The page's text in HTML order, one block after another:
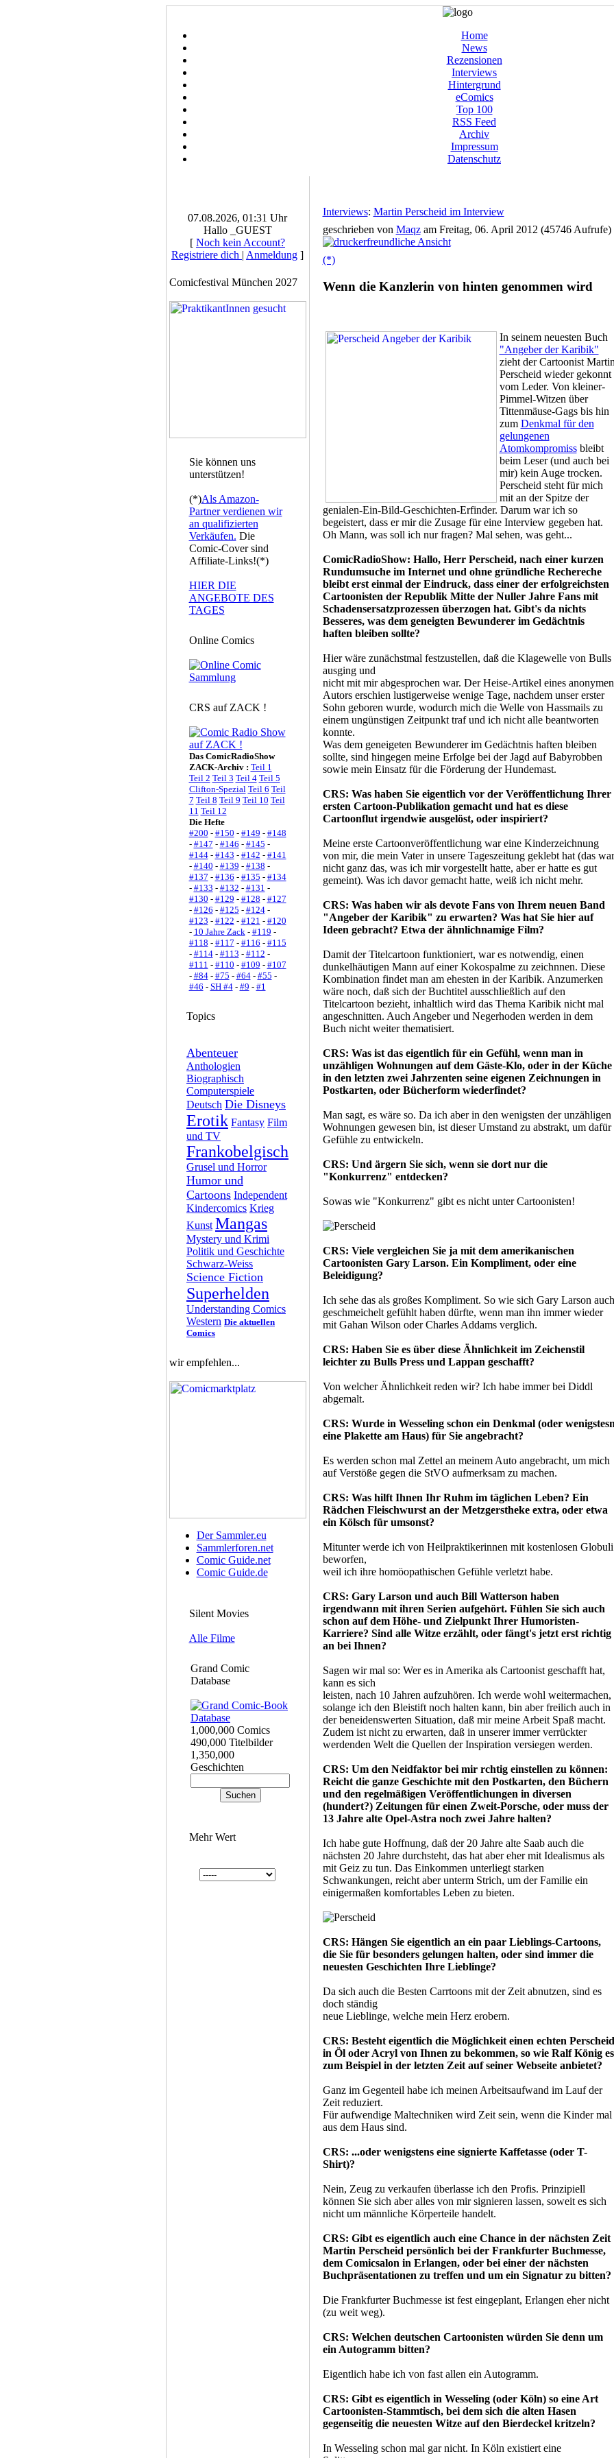
Home
News
Rezensionen
Interviews
Hintergrund
eComics
Top 100
RSS Feed
Archiv
Impressum
Datenschutz
07.08.2026, 01:31 Uhr
Hallo _GUEST
[ Noch kein Account?
Registriere dich | Anmeldung ]
Comicfestival München 2027
Sie können uns
unterstützen!
(*)Als Amazon-
Partner verdienen wir
an qualifizierten
Verkäufen. Die
Comic-Cover sind
Affiliate-Links!(*)
HIER DIE
ANGEBOTE DES
TAGES
Online Comics
CRS auf ZACK !
Das ComicRadioShow
ZACK-Archiv : Teil 1
Teil 2 Teil 3 Teil 4 Teil 5
Clifton-Spezial Teil 6 Teil
7 Teil 8 Teil 9 Teil 10 Teil
11 Teil 12
Die Hefte
#200 - #150 - #149 - #148
- #147 - #146 - #145 -
#144- #143 - #142 - #141
- #140 - #139 - #138 -
#137 - #136 - #135 - #134
- #133 - #132 - #131 -
#130 - #129 - #128 - #127
- #126 - #125 - #124-
#123 - #122 - #121 - #120
- 10 Jahre Zack- #119 -
#118 - #117 - #116 - #115
- #114- #113 - #112 -
#111 - #110 - #109 - #107
- #84- #75 - #64- #55 -
#46 - SH #4- #9 - #1
Topics
Abenteuer
Anthologien
Biographisch
Computerspiele
Deutsch Die Disneys
Erotik Fantasy Film
und TV
Frankobelgisch
Grusel und Horror
Humor und
Cartoons Independent
Kindercomics Krieg
Kunst Mangas
Mystery und Krimi
Politik und Geschichte
Schwarz-Weiss
Science Fiction
Superhelden
Understanding Comics
Western Die aktuellen
Comics
wir empfehlen...
Der Sammler.eu
Sammlerforen.net
Comic Guide.net
Comic Guide.de
Silent Movies
Alle Filme
Grand Comic
Database
1,000,000 Comics
490,000 Titelbilder
1,350,000
Geschichten
Mehr Wert
Interviews: Martin Perscheid im Interview
geschrieben von Maqzam Freitag, 06. April 2012 (45746 Aufrufe)
(*)
Wenn die Kanzlerin von hinten genommen wird
In seinem neuesten Buch
"Angeber der Karibik"
zieht der Cartoonist
Perscheid wieder gekonnt
vom Leder. Von kleiner-
Pimmel-Witzen über
Tittenmäuse-Gags bis hin
zum Denkmal für den
gelungenen
Atomkompromissbleibt
beim Leser (und auch bei
mir) kein Auge trocken.
Perscheid steht für mich
mit an der Spitze der
genialen-Ein-Bild-Geschichten-Erfinder. Darum war ich so
begeistert, dass er mir die Zusage für eine Interview gegeben hat.
Oh Mann, was soll ich nur fragen? Mal sehen, was geht...
ComicRadioShow: Hallo, Herr Perscheid, nach einer kurzen
Rundumsuche im Internet und ohne gründliche Rechereche
bleibt erst einmal der Eindruck, dass einer der erfolgreichsten
Cartoonisten der Republik Mitte der Nuller Jahre Fans mit
Schadensersatzprozessen überzogen hat. Gibt's da nichts
Besseres, was dem geneigten Bewunderer im Gedächtnis
haften bleiben sollte?
Hier wäre zunächstmal festzustellen, daß die Klagewelle von Bulls
ausging und
nicht mit mir abgesprochen war. Der Heise-Artikel eines anonymen
Autors erschien lustigerweise wenige Tage, nachdem unser erster
Sohn geboren wurde, wodurch mich die Welle von Hassmails zu
einem ungünstigen Zeitpunkt traf und ich nicht alle beantworten
konnte.
Was dem geneigeten Bewunderer im Gedächtnis haften bleiben
sollte, sind hingegen meine Erfolge bei der Jagd auf Babyrobben
sowie mein Einsatz für die Förderung der Hundemast.
CRS: Was haben Sie eigentlich vor der Veröffentlichung Ihrer
ersten Cartoon-Publikation gemacht und hat es diese
Cartoonflut irgendwie ausgelöst, oder inspiriert?
Meine erste Cartoonveröffentlichung war eine Kinderzeichnung
von mir, die mein Vater in unsere Tageszeitung geklebt hat (das war
nicht ganz das, was ich mir vorgestellt hatte, aber er hatte es gut
gemeint). Was ich davor gemacht hatte, weiß ich nicht mehr.
CRS: Was haben wir als devote Fans von Ihrem neuen Band
"Angeber der Karibik" zu erwarten? Was hat Sie hier auf
Ideen gebracht? Etwa der ähnlichnamige Film?
Damit der Titelcartoon funktioniert, war es notwendig, einen
dunkelhäutigen Mann auf einer Kokospalme zu zeichnnen. Diese
Kombination findet man am ehesten in der Karibik. Anzumerken
wäre noch, daß sich der Buchtitel ausschließlich auf den
Titelcartoon bezieht, inhaltlich wird das Thema Karibik nicht mal
angeschnitten. Auch Angeber und Negerhoden werden in dem
Buch nicht weiter thematisiert.
CRS: Was ist das eigentlich für ein Gefühl, wenn man in
unzähligen Wohnungen auf dem Gäste-Klo, oder in der Küche
in den letzten zwei Jahrzenten seine eigenen Zeichnungen in
Postkarten, oder Bücherform wiederfindet?
Man sagt, es wäre so. Da ich aber in den wenigsten der unzähligen
Wohnungen gewesen bin, ist dieser Umstand zu abstrakt, um dafür
Gefühle zu entwickeln.
CRS: Und ärgern Sie sich, wenn sie dort nur die
"Konkurrenz" entdecken?
Sowas wie "Konkurrenz" gibt es nicht unter Cartoonisten!
CRS: Viele vergleichen Sie ja mit dem amerikanischen
Cartoonisten Gary Larson. Ein Kompliment, oder eine
Beleidigung?
Ich sehe das als großes Kompliment. So wie sich Gary Larson auch
geschmeichelt gefühlt haben dürfte, wenn man ihn immer wieder
mit Gahan Wilson oder Charles Addams verglich.
CRS: Haben Sie es über diese Ähnlichkeit im Zeichenstil
leichter zu Bulls Press und Lappan geschafft?
Von welcher Ähnlichkeit reden wir? Ich habe immer bei Diddl
abgemalt.
CRS: Wurde in Wesseling schon ein Denkmal (oder
eine Plakette am Haus) für Sie angebracht?
Es werden schon mal Zettel an meinem Auto angebracht, um mich
auf Verstöße gegen die StVO aufmerksam zu machen.
CRS: Was hilft Ihnen Ihr Ruhm im täglichen Leben? Ein
Rädchen Fleischwurst an der Metzgerstheke extra, oder etwa
ein Kölsch für umsonst?
Mitunter werde ich von Heilpraktikerinnen mit kostenlosen Globuli
beworfen,
weil ich ihre homöopathischen Gefühle verletzt habe.
CRS: Gary Larson und auch Bill Watterson haben
irgendwann mit ihren Serien aufgehört. Fühlen Sie sich auch
schon auf dem Höhe- und Zielpunkt Ihrer Humoristen-
Karriere? Sind alle Witze erzählt, oder fängt's jetzt erst richtig
an bei Ihnen?
Sagen wir mal so: Wer es in Amerika als Cartoonist geschafft hat,
kann es sich
leisten, nach 10 Jahren aufzuhören. Ich werde wohl weitermachen,
solange ich den Bleistift noch halten kann, bin aber freilich auch in
der beneidenswerten Situation, daß mir meine Arbeit Spaß macht.
Zudem ist nicht zu erwarten, daß in unserer immer verrückter
werdenden Welt die Quellen der Inspiration versiegen werden.
CRS: Um den Neidfaktor bei mir rchtig einstellen zu können:
Reicht die ganze Geschichte mit den Postkarten, den Büchern
und den regelmäßigen Veröffentlichungen in diversen
(hundert?) Zeitungen für einen Zweit-Porsche, oder muss der
13 Jahre alte Opel-Astra noch zwei Jahre halten?
Ich habe gute Hoffnung, daß der 20 Jahre alte Saab auch die
nächsten 20 Jahre durchsteht, das hat aber eher mit Idealismus als
mit Geiz zu tun. Das Einkommen unterliegt starken
Schwankungen, reicht aber unterm Strich, um der Familie ein
einigermaßen komfortables Leben zu bieten.
CRS: Hängen Sie eigentlich an ein paar Lieblings-Cartoons,
die Sie für besonders gelungen halten, oder sind immer die
neuesten Geschichten Ihre Lieblinge?
Da sich auch die Besten Carrtoons mit der Zeit abnutzen, sind es
doch ständig
neue Lieblinge, welche mein Herz erobern.
CRS: Besteht eigentlich die Möglichkeit einen echten Perscheid
in Öl oder Acryl von Ihnen zu bekommen, so wie Ralf König es
zum Beispiel in der letzten Zeit auf seiner Webseite anbietet?
Ganz im Gegenteil habe ich meinen Arbeitsaufwand im Lauf der
Zeit reduziert.
Für aufwendige Maltechniken wird Zeit sein, wenn die Kinder mal
aus dem Haus sind.
CRS: ...oder wenigstens eine signierte Kaffetasse (oder T-
Shirt)?
Nein, Zeug zu verkaufen überlasse ich den Profis. Prinzipiell
können Sie sich aber alles von mir signieren lassen, soweit es sich
nicht um männliche Körperteile handelt.
CRS: Gibt es eigentlich auch eine Chance in der nächsten Zeit
Martin Perscheid persönlich bei der Frankfurter Buchmesse,
dem Comicsalon in Erlangen, oder bei einer der nächsten
Buchpräsentationen zu treffen und um ein Signatur zu bitten?
Die Frankfurter Buchmesse ist fest eingeplant, Erlangen eher nicht
(zu weit weg).
CRS: Welchen deutschen Cartoonisten würden Sie denn um
ein Autogramm bitten?
Eigentlich habe ich von fast allen ein Autogramm.
CRS: Gibt es eigentlich in Wesseling (oder Köln) so eine Art
Cartoonisten-Stammtisch, bei dem sich die alten Hasen
gegenseitig die neuesten Witze auf den Bierdeckel kritzeln?
In Wesseling schon mal gar nicht. In Köln existiert eine